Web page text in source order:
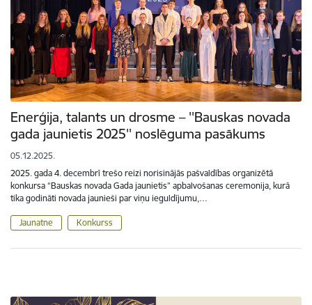
Enerģija, talants un drosme – ''Bauskas novada
gada jaunietis 2025'' noslēguma pasākums
05.12.2025.
2025. gada 4. decembrī trešo reizi norisinājās pašvaldības organizētā
konkursa “Bauskas novada Gada jaunietis” apbalvošanas ceremonija, kurā
tika godināti novada jaunieši par viņu ieguldījumu,…
Jaunatne Konkurss